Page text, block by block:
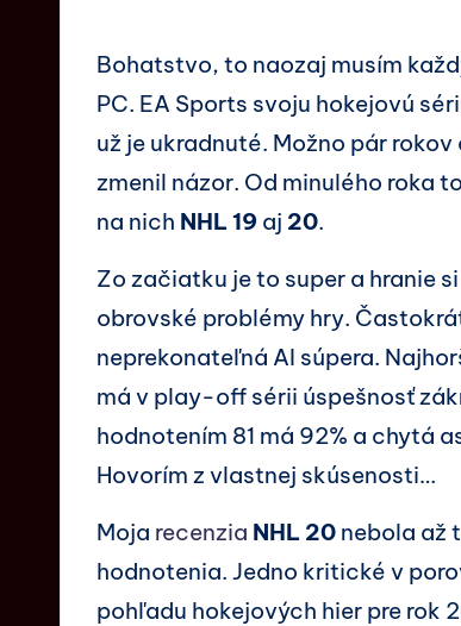
Bohatstvo, to naozaj musím
PC. EA Sports svoju hokejovú
už je ukradnuté. Možno pár
zmenil názor. Od minulého roka
na nich NHL 19 aj 20.
Zo začiatku je to super a hranie
obrovské problémy hry.
neprekonateľná AI súpera.
má v play-off sérii úspešnosť
hodnotením 81 má 92% a chytá
Hovorím z vlastnej skúsenosti…
Moja recenzia NHL 20 nebola až
hodnotenia. Jedno kritické v
pohľadu hokejových hier pre rok